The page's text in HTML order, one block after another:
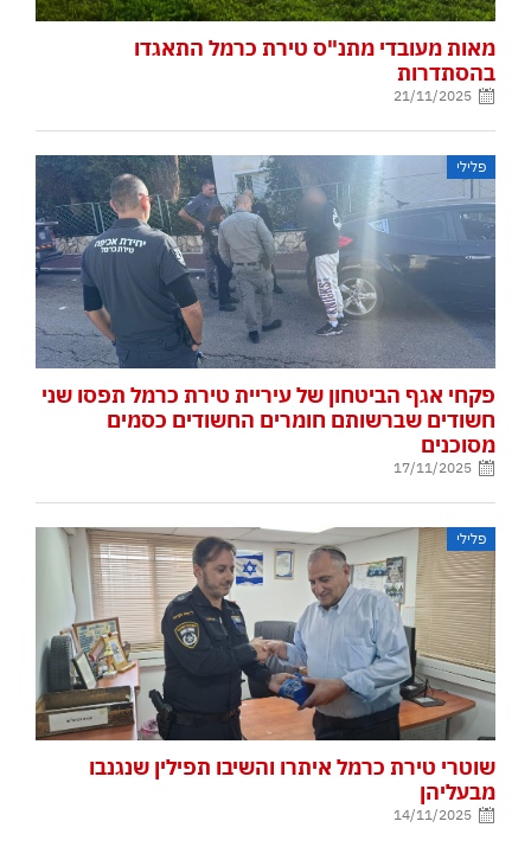
מאות מעובדי מתנ"ס טירת כרמל התאגדו
בהסתדרות
21/11/2025
פלילי
פקחי אגף הביטחון של עיריית טירת כרמל תפסו שני
חשודים שברשותם חומרים החשודים כסמים
מסוכנים
17/11/2025
פלילי
שוטרי טירת כרמל איתרו והשיבו תפילין שנגנבו
מבעליהן
14/11/2025